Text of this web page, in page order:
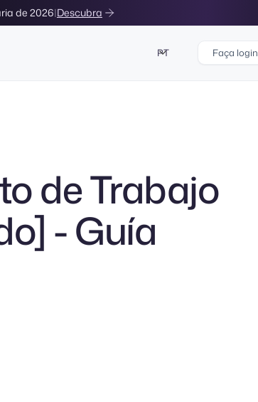
de 2026|Descubra
PT Faça login
de Trabajo
- Guía